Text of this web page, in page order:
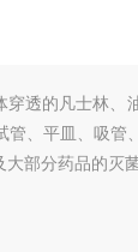
穿透的凡士林、
管、平皿、吸管
大部分药品的灭